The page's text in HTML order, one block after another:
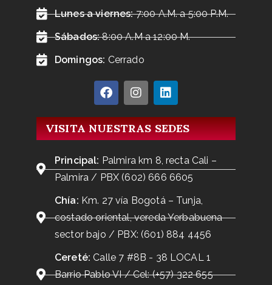
Lunes a viernes:7:00 A.M. a 5:00 P.M.
Sábados:8:00 A.M a 12:00 M.
Domingos: Cerrado
VISITA NUESTRAS SEDES
Principal: Palmira km 8, recta Cali –
Palmira / PBX (602) 666 6605
Chía: Km. 27 vía Bogotá – Tunja,
costado oriental, vereda Yerbabuena
sector bajo / PBX: (601) 884 4456
Cereté: Calle 7 #8B - 38 LOCAL 1
Barrio Pablo VI / Cel: (+57) 322 655